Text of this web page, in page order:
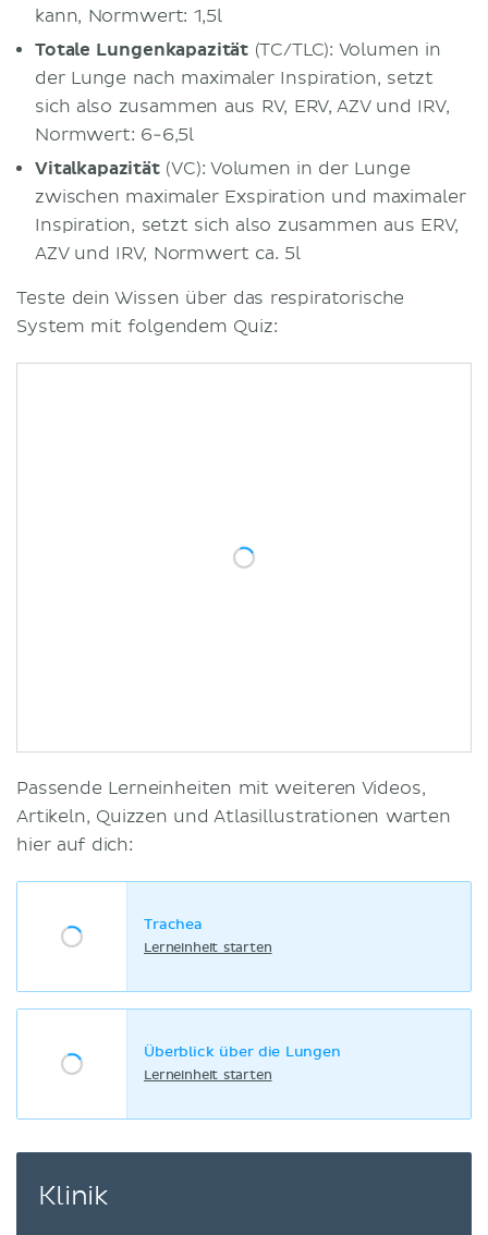
kann, Normwert: 1,5l
Totale Lungenkapazität (TC/TLC): Volumen in
der Lunge nach maximaler Inspiration, setzt
sich also zusammen aus RV, ERV, AZV und IRV,
Normwert: 6-6,5l
Vitalkapazität(VC): Volumen in der Lunge
zwischen maximaler Exspiration und maximaler
Inspiration, setzt sich also zusammen aus ERV,
AZV und IRV, Normwert ca. 5l
Teste dein Wissen über das respiratorische
System mit folgendem Quiz:
Passende Lerneinheiten mit weiteren Videos,
Artikeln, Quizzen und Atlasillustrationen warten
hier auf dich:
Trachea
Lerneinheit starten
Überblick über die Lungen
Lerneinheit starten
Klinik